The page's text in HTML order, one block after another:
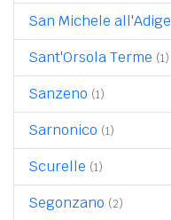
San Michele all'Adige
Sant'Orsola Terme (1)
Sanzeno (1)
Sarnonico (1)
Scurelle (1)
Segonzano (2)